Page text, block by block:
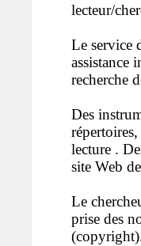
lecteur/
Le service
assistance
recherche
Des
lecture .
site Web
Le
prise des